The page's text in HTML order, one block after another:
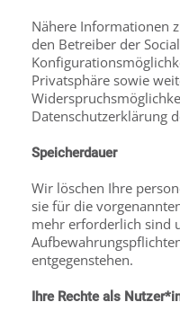
Nähere Informationen
den Betreiber der
Privatsphäre sowie
Datenschutzerklärung
Speicherdauer
Wir löschen Ihre
sie für die
mehr erforderlich sind
entgegenstehen.
Ihre Rechte als